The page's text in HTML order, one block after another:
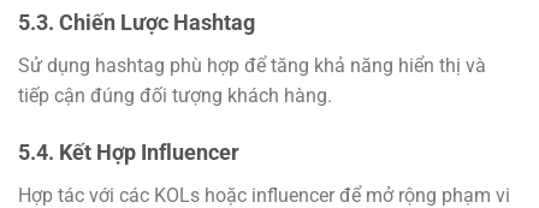
5.3. Chiến Lược Hashtag
Sử dụng hashtag phù hợp để tăng khả năng hiển thị và
tiếp cận đúng đối tượng khách hàng.
5.4. Kết Hợp Influencer
Hợp tác với các KOLs hoặc influencer để mở rộng phạm vi